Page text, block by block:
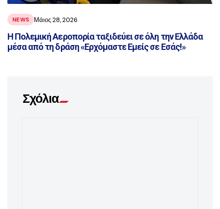
NEWS Μάιος 28, 2026
Η Πολεμική Αεροπορία ταξιδεύει σε όλη την Ελλάδα
μέσα από τη δράση «Ερχόμαστε Εμείς σε Εσάς!»
Σχόλια